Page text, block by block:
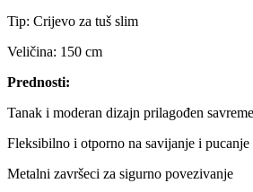
Tip: Crijevo za tuš slim
Veličina: 150 cm
Prednosti:
Tanak i moderan dizajn prilagođen
Fleksibilno i otporno na savijanje i pucanje
Metalni završeci za sigurno povezivanje